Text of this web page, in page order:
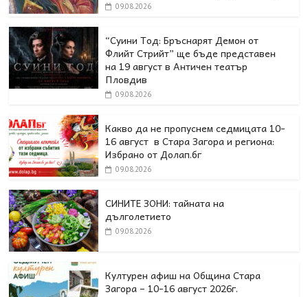
09.08.2026
“Суини Тод: Бръснарят Демон от
Флийт Стрийт” ще бъде представен
на 19 август в Античен театър
Пловдив
09.08.2026
Какво да не пропуснем седмицата 10-
16 август в Стара Загора и региона:
Избрано от Долап.бг
09.08.2026
СИНИТЕ ЗОНИ: тайната на
дълголетието
09.08.2026
Културен афиш на Община Стара
Загора – 10-16 август 2026г.